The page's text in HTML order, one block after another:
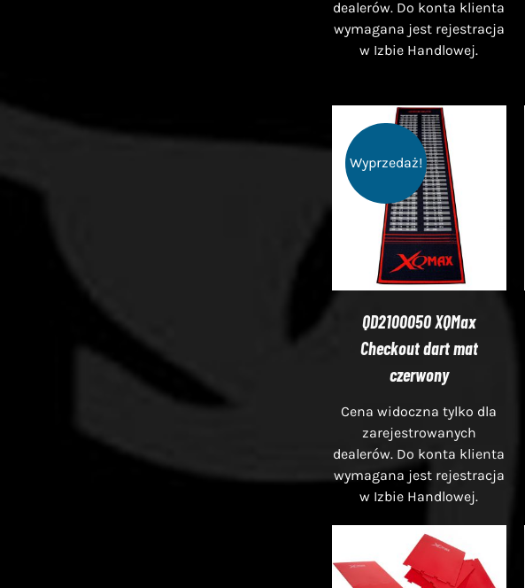
dealerów. Do konta klienta
wymagana jest rejestracja
w Izbie Handlowej.
Wyprzedaż!
QD2100050 XQMax
Checkout dart mat
czerwony
Cena widoczna tylko dla
zarejestrowanych
dealerów. Do konta klienta
wymagana jest rejestracja
w Izbie Handlowej.